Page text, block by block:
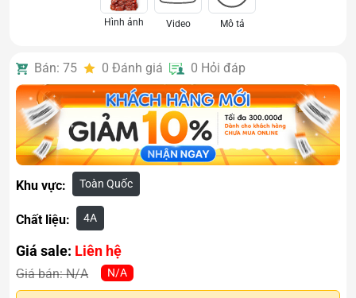
Hình ảnh Video Mô tả
Bán: 75 0 Đánh giá 0 Hỏi đáp
Khu vực: Toàn Quốc
Chất liệu: 4A
Giá sale: Liên hệ
Giá bán:N/A N/A